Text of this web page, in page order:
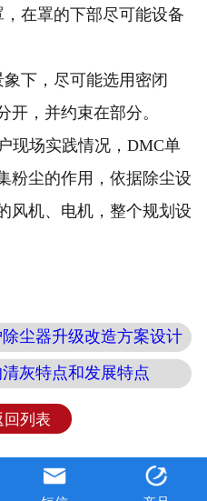
在罩的下部尽可能设备
下，尽可能选用密闭
开，并约束在部分。
场实践情况，DMC单
粉尘的作用，依据除尘设
风机、电机，整个规划设
尘器升级改造方案设计
灰特点和发展特点
回列表